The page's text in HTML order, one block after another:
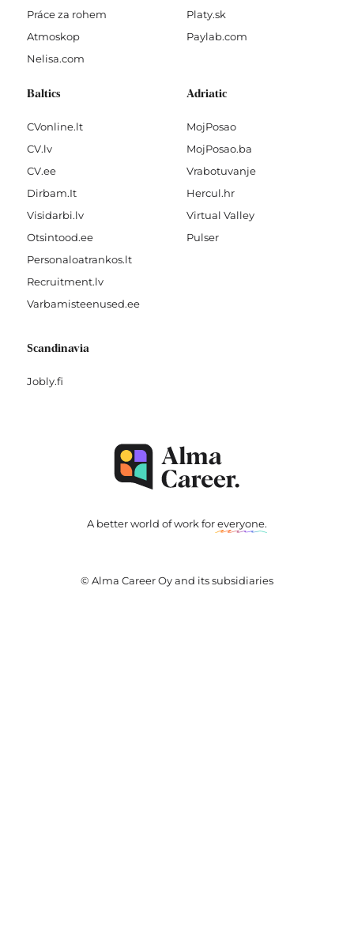
Práce za rohem
Atmoskop
Nelisa.com
Platy.sk
Paylab.com
Baltics
CVonline.lt
CV.lv
CV.ee
Dirbam.It
Visidarbi.lv
Otsintood.ee
Personaloatrankos.lt
Recruitment.lv
Varbamisteenused.ee
Adriatic
MojPosao
MojPosao.ba
Vrabotuvanje
Hercul.hr
Virtual Valley
Pulser
Scandinavia
Jobly.fi
A better world of work foreveryone.
© Alma Career Oy and its subsidiaries